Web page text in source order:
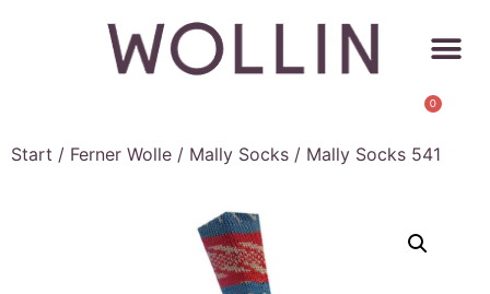
0
Start / Ferner Wolle / Mally Socks / Mally Socks 541